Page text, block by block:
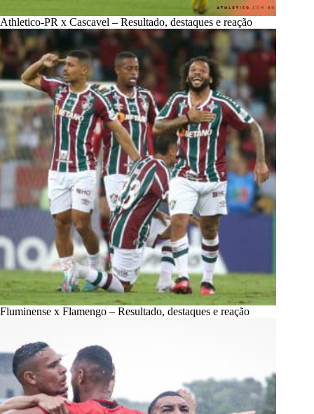
Athletico-PR x Cascavel – Resultado, destaques e reação
Fluminense x Flamengo – Resultado, destaques e reação